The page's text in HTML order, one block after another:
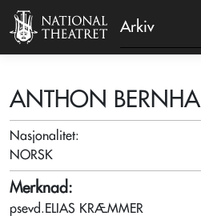
Arkiv
ANTHON
Nasjonalitet:
NORSK
Merknad:
psevd.ELIAS KRÆMMER